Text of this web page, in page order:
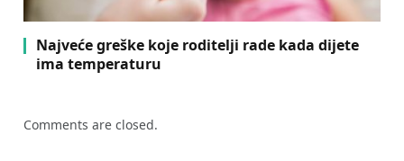
Najveće greške koje roditelji rade kada dijete
ima temperaturu
Comments are closed.